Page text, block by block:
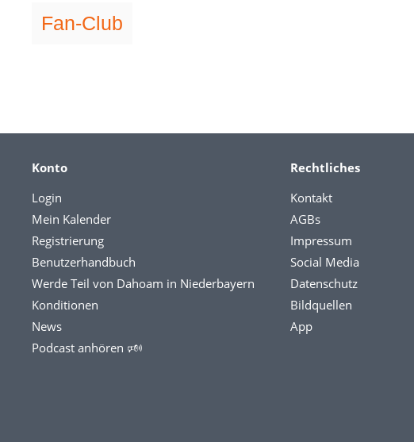
Fan-Club
Konto
Login
Mein Kalender
Registrierung
Benutzerhandbuch
Werde Teil von Dahoam in Niederbayern
Konditionen
News
Podcast anhören 🕬
Rechtliches
Kontakt
AGBs
Impressum
Social Media
Datenschutz
Bildquellen
App